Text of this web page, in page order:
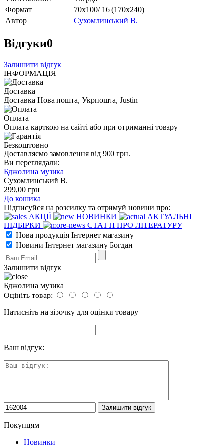
Формат
70х100/ 16 (170х240)
Автор
Сухомлинський В.
Відгуки0
Залишити відгук
ІНФОРМАЦІЯ
Доставка
Доставка Нова пошта, Укрпошта, Justin
Оплата
Оплата карткою на сайті або при отриманні товару
Безкоштовно
Доставляємо замовлення від 900 грн.
Ви переглядали:
Бджолина музика
Сухомлинський В.
299,00 грн
До кошика
Підписуйся на розсилку та отримуй новини про:
АКЦІЇ
НОВИНКИ
АКТУАЛЬНІ
ПІДБІРКИ
СТАТТІ ПРО ЛІТЕРАТУРУ
Нова продукція Інтернет магазину
Новини Інтернет магазину Богдан
Залишити відгук
Бджолина музика
Оцініть товар:
Натисніть на зірочку для оцінки товару
Ваш відгук:
Покупцям
Новинки